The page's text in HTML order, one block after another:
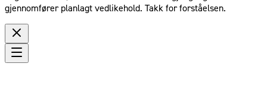
gjennomfører planlagt vedlikehold. Takk for forståelsen.